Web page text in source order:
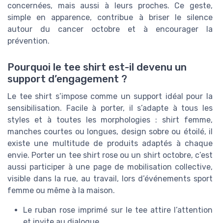
concernées, mais aussi à leurs proches. Ce geste,
simple en apparence, contribue à briser le silence
autour du cancer octobre et à encourager la
prévention.
Pourquoi le tee shirt est-il devenu un
support d’engagement ?
Le tee shirt s’impose comme un support idéal pour la
sensibilisation. Facile à porter, il s’adapte à tous les
styles et à toutes les morphologies : shirt femme,
manches courtes ou longues, design sobre ou étoilé, il
existe une multitude de produits adaptés à chaque
envie. Porter un tee shirt rose ou un shirt octobre, c’est
aussi participer à une page de mobilisation collective,
visible dans la rue, au travail, lors d’événements sport
femme ou même à la maison.
Le ruban rose imprimé sur le tee attire l’attention